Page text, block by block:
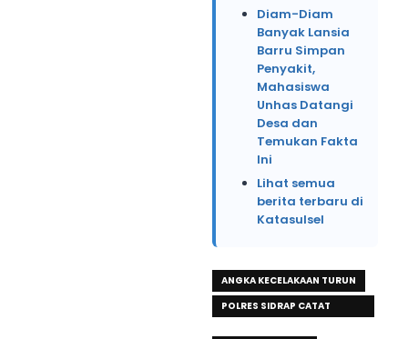
Diam-Diam
Banyak Lansia
Barru Simpan
Penyakit,
Mahasiswa
Unhas Datangi
Desa dan
Temukan Fakta
Ini
Lihat semua
berita terbaru di
Katasulsel
ANGKA KECELAKAAN TURUN
POLRES SIDRAP CATAT